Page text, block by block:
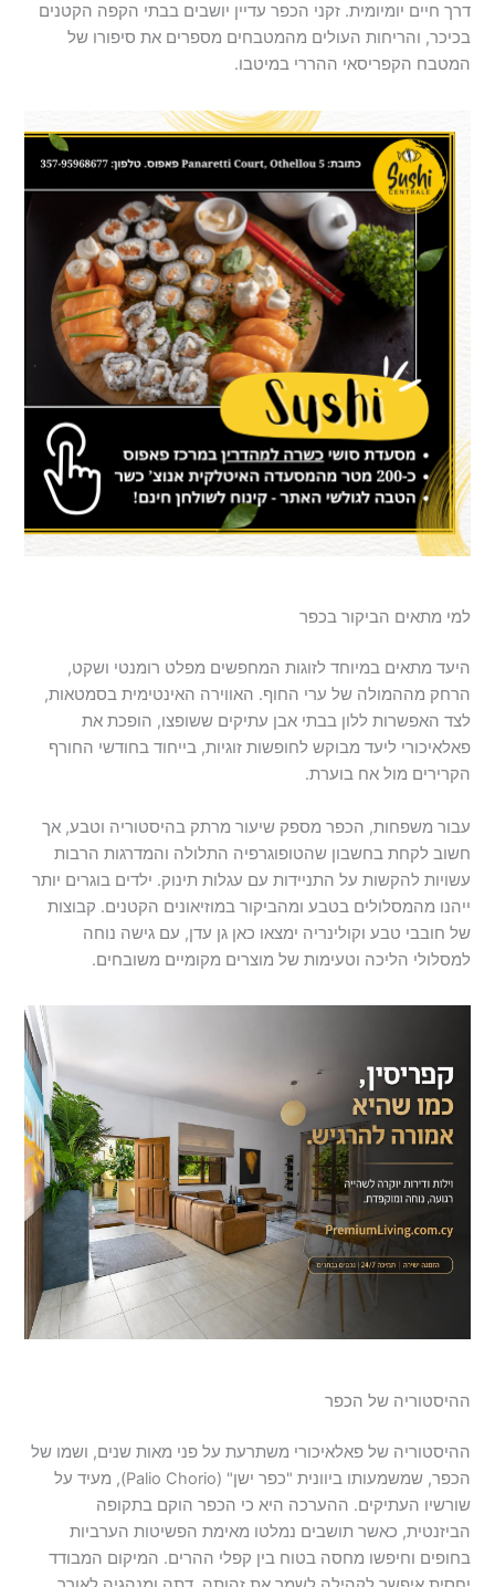
דרך חיים יומיומית. זקני הכפר עדיין יושבים בבתי הקפה הקטנים
בכיכר, והריחות העולים מהמטבחים מספרים את סיפורו של
המטבח הקפריסאי ההררי במיטבו.
למי מתאים הביקור בכפר
היעד מתאים במיוחד לזוגות המחפשים מפלט רומנטי ושקט,
הרחק מההמולה של ערי החוף. האווירה האינטימית בסמטאות,
לצד האפשרות ללון בבתי אבן עתיקים ששופצו, הופכת את
פאלאיכורי ליעד מבוקש לחופשות זוגיות, בייחוד בחודשי החורף
הקרירים מול אח בוערת.
עבור משפחות, הכפר מספק שיעור מרתק בהיסטוריה וטבע, אך
חשוב לקחת בחשבון שהטופוגרפיה התלולה והמדרגות הרבות
עשויות להקשות על התניידות עם עגלות תינוק. ילדים בוגרים יותר
ייהנו מהמסלולים בטבע ומהביקור במוזיאונים הקטנים. קבוצות
של חובבי טבע וקולינריה ימצאו כאן גן עדן, עם גישה נוחה
למסלולי הליכה וטעימות של מוצרים מקומיים משובחים.
ההיסטוריה של הכפר
ההיסטוריה של פאלאיכורי משתרעת על פני מאות שנים, ושמו של
הכפר, שמשמעותו ביוונית "כפר ישן" (Palio Chorio), מעיד על
שורשיו העתיקים. ההערכה היא כי הכפר הוקם בתקופה
הביזנטית, כאשר תושבים נמלטו מאימת הפשיטות הערביות
בחופים וחיפשו מחסה בטוח בין קפלי ההרים. המיקום המבודד